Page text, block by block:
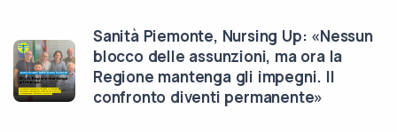
Sanità Piemonte, Nursing Up: «Nessun
blocco delle assunzioni, ma ora la
Regione mantenga gli impegni. Il
confronto diventi permanente»